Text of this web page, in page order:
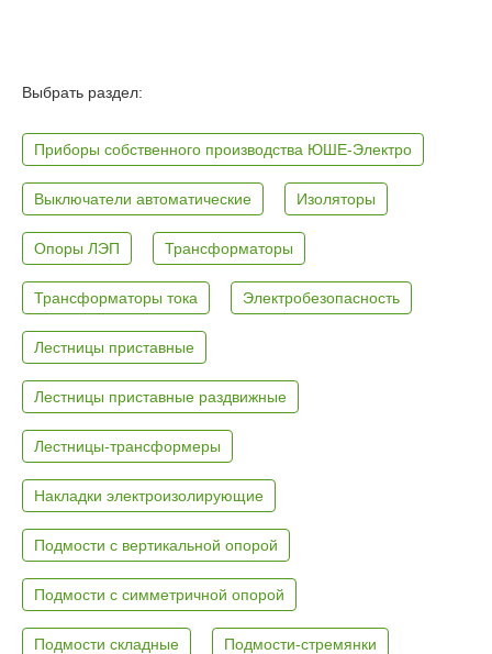
Выбрать раздел:
Приборы собственного производства ЮШЕ-Электро
Выключатели автоматические Изоляторы
Опоры ЛЭП Трансформаторы
Трансформаторы тока Электробезопасность
Лестницы приставные
Лестницы приставные раздвижные
Лестницы-трансформеры
Накладки электроизолирующие
Подмости с вертикальной опорой
Подмости с симметричной опорой
Подмости складные Подмости-стремянки